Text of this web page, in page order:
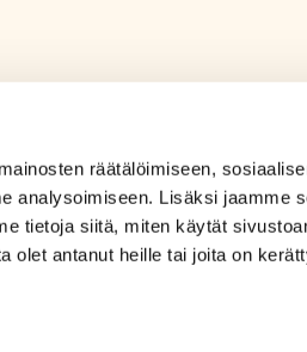
räätälöimiseen,
analysoimiseen. Lisäksi jaamme
tietoja siitä, miten käytät
olet antanut heille tai joita on